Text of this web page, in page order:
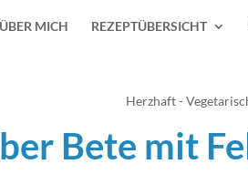
ÜBER MICH REZEPTÜBERSICHT
Herzhaft -
Bete mit